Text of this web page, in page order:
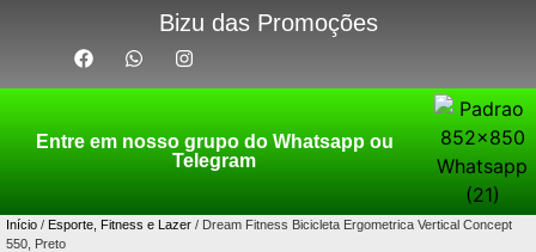
Bizu das Promoções
Entre em nosso grupo do Whatsapp ou
Telegram
Início / Esporte, Fitness e Lazer / Dream Fitness Bicicleta Ergometrica Vertical Concept
550, Preto